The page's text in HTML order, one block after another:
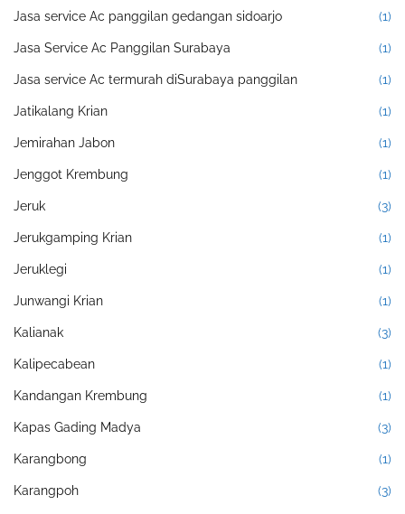
Jasa service Ac panggilan gedangan sidoarjo (1)
Jasa Service Ac Panggilan Surabaya (1)
Jasa service Ac termurah diSurabaya panggilan (1)
Jatikalang Krian (1)
Jemirahan Jabon (1)
Jenggot Krembung (1)
Jeruk (3)
Jerukgamping Krian (1)
Jeruklegi (1)
Junwangi Krian (1)
Kalianak (3)
Kalipecabean (1)
Kandangan Krembung (1)
Kapas Gading Madya (3)
Karangbong (1)
Karangpoh (3)